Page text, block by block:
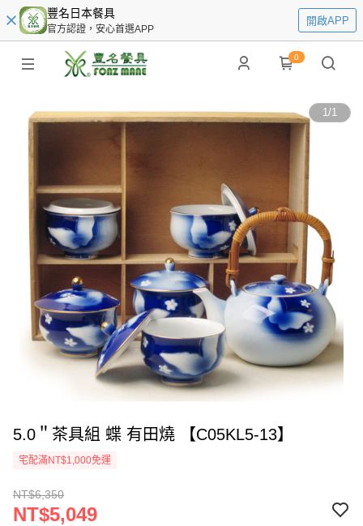
豐名日本餐具
官方認證，安心首選APP
開啟APP
0
1/1
5.0＂茶具組 蝶 有田燒 【C05KL5-13】
宅配滿NT$1,000免運
NT$6,350
NT$5,049